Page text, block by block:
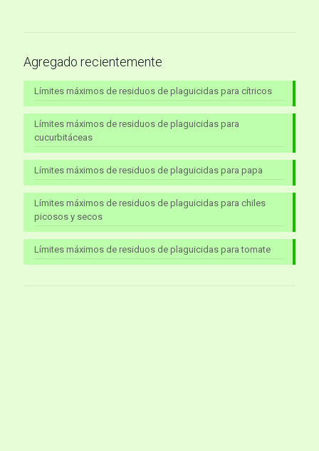
Agregado recientemente
Límites máximos de residuos de plaguicidas para cítricos
Límites máximos de residuos de plaguicidas para
cucurbitáceas
Límites máximos de residuos de plaguicidas para papa
Límites máximos de residuos de plaguicidas para chiles
picosos y secos
Límites máximos de residuos de plaguicidas para tomate